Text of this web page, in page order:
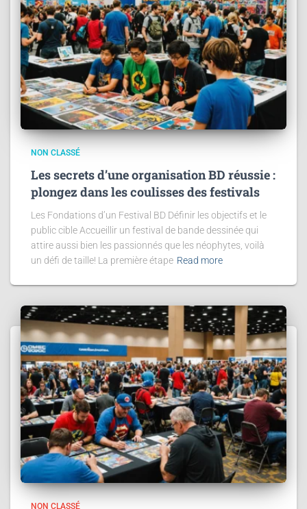
NON CLASSÉ
Les secrets d’une organisation BD réussie :
plongez dans les coulisses des festivals
Les Fondations d’un Festival BD Définir les objectifs et le
public cible Accueillir un festival de bande dessinée qui
attire aussi bien les passionnés que les néophytes, voilà
un défi de taille! La première étape Read more
NON CLASSÉ